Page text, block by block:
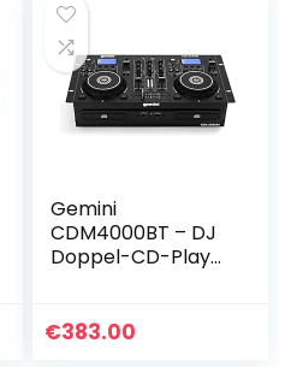
Gemini
CDM4000BT – DJ
Doppel-CD-Player
€383.00